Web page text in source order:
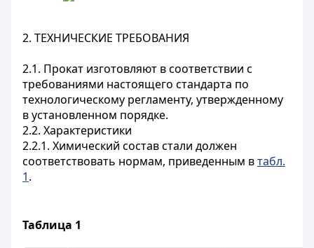
2. ТЕХНИЧЕСКИЕ ТРЕБОВАНИЯ
2.1. Прокат изготовляют в соответствии с
требованиями настоящего стандарта по
технологическому регламенту, утвержденному
в установленном порядке.
2.2. Характеристики
2.2.1. Химический состав стали должен
соответствовать нормам, приведенным втабл.
1.
Таблица 1